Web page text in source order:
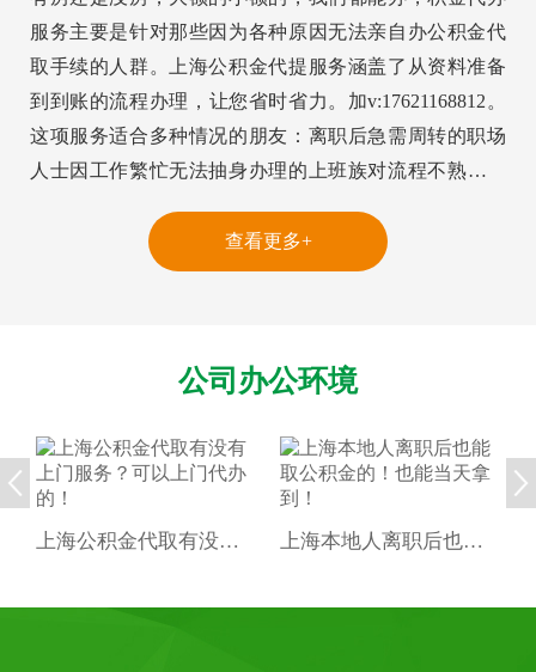
服务主要是针对那些因为各种原因无法亲自办公积金代
取手续的人群。上海公积金代提服务涵盖了从资料准备
到到账的流程办理，让您省时省力。加v:17621168812。
这项服务适合多种情况的朋友：离职后急需周转的职场
人士因工作繁忙无法抽身办理的上班族对流程不熟悉的
免多次往返提取类型必备材料注意事项购房提取房产
证、购房合同房产证名字要与申请人一致租房提取租赁
代办服务，主要是...
查看更多+
公司办公环境
上海公积金代取有没有上门服务？可以上门代办的！ 上海本地人离职后也能取公积金的！也能当天拿到！